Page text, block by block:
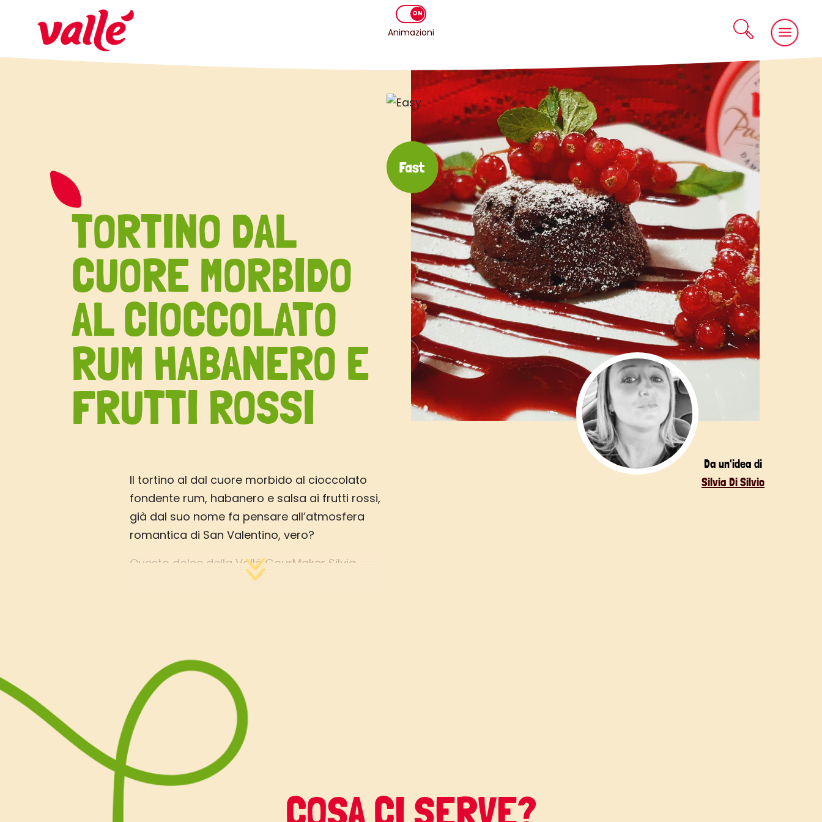
Animazioni
TORTINO DAL
CUORE MORBIDO
AL CIOCCOLATO
RUM HABANERO E
FRUTTI ROSSI
Il tortino al dal cuore morbido al cioccolato
fondente rum, habanero e salsa ai frutti rossi,
già dal suo nome fa pensare all’atmosfera
romantica di San Valentino, vero?
Questo dolce della Vallé GourMaker Silvia
lascerà stregati i vostri sensi ed è perfetto
Se state cercando ricette per San Valentino
non fatevi scappare questo tortino al
cioccolato senza lattosio.
Seguite Silvia anche sul suo
scoprirete un mondo di ricette gustose.
Da un'idea di
Silvia Di Silvio